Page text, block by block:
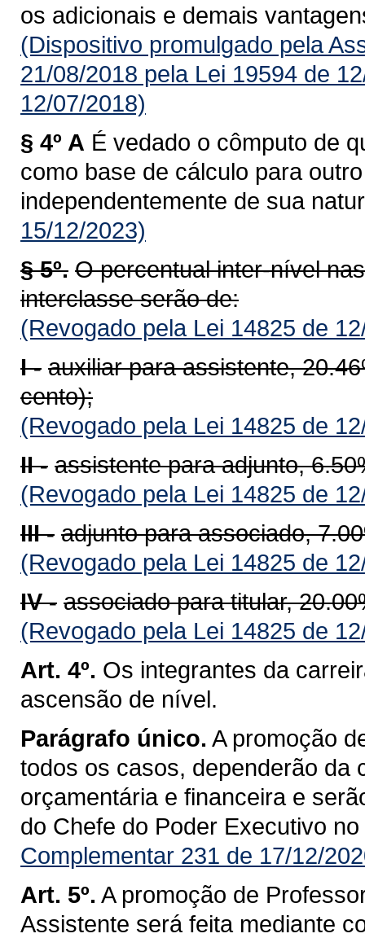
os adicionais e demais
(Dispositivo promulgado pela
21/08/2018 pela Lei 19594 de
12/07/2018)
§ 4º A É vedado o cômputo de
como base de cálculo para
independentemente de sua
15/12/2023)
§ 5º. O percentual inter-nível
interclasse serão de:
(Revogado pela Lei 14825 de
I - auxiliar para assistente,
cento);
(Revogado pela Lei 14825 de
II - assistente para adjunto,
(Revogado pela Lei 14825 de
III - adjunto para associado,
(Revogado pela Lei 14825 de
IV - associado para titular,
(Revogado pela Lei 14825 de
Art. 4º. Os integrantes da
ascensão de nível.
Parágrafo único. A promoção
todos os casos, dependerão da
orçamentária e financeira e
do Chefe do Poder Executivo
Complementar 231 de 17/12/
Art. 5º. A promoção de
Assistente será feita mediante